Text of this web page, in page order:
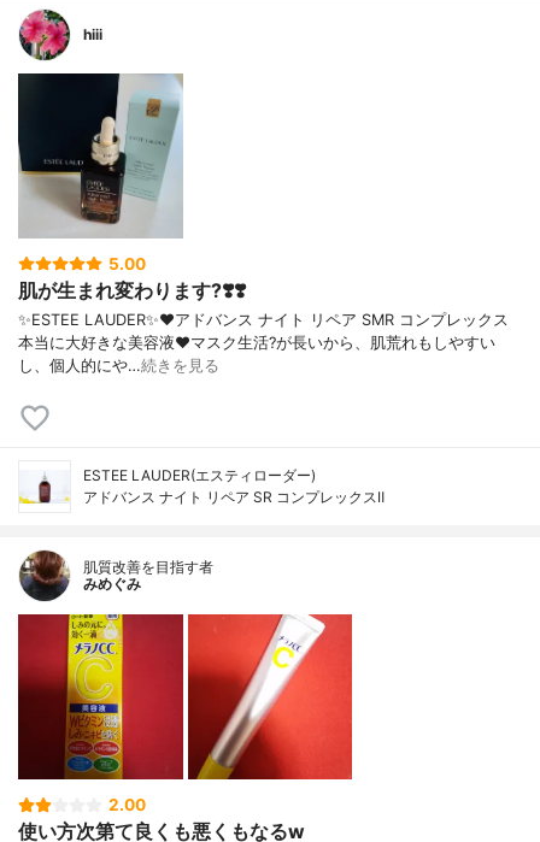
hiii
5.00
肌が生まれ変わります?❣️❣️
✨ESTEE LAUDER✨❤︎アドバンス ナイト リペア SMR コンプレックス
本当に大好きな美容液❤️マスク生活?が長いから、肌荒れもしやすい
し、個人的にや…続きを見る
ESTEE LAUDER(エスティローダー)
アドバンス ナイト リペア SR コンプレックスⅡ
肌質改善を目指す者
みめぐみ
2.00
使い方次第て良くも悪くもなるw